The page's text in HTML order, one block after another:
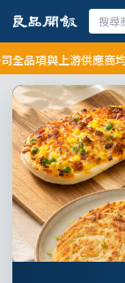
與上游供應商均未採